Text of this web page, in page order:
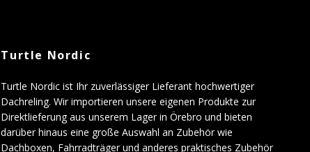
Turtle Nordic
Turtle Nordic ist Ihr zuverlässiger Lieferant hochwertiger
Dachreling. Wir importieren unsere eigenen Produkte zur
Direktlieferung aus unserem Lager in Örebro und bieten
darüber hinaus eine große Auswahl an Zubehör wie
Dachboxen, Fahrradträger und anderes praktisches Zubehör